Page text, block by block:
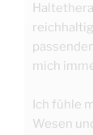
mich
Ich fühle
Wesen